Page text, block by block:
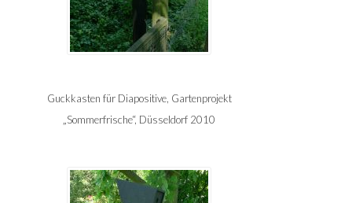
Guckkasten für Diapositive, Gartenprojekt
„Sommerfrische“, Düsseldorf 2010